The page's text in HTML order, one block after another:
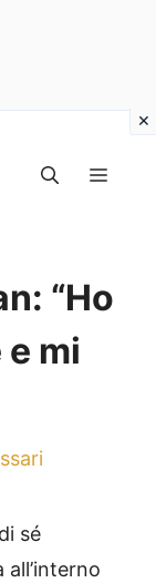
“Ho
mi
sé